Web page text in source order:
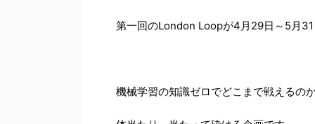
第一回のLondon Loopが4月29日～5月
機械学習の知識ゼロでどこまで戦えるの